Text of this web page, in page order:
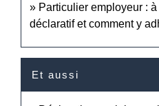
Particulier employeur :
déclaratif et comment y
Et aussi